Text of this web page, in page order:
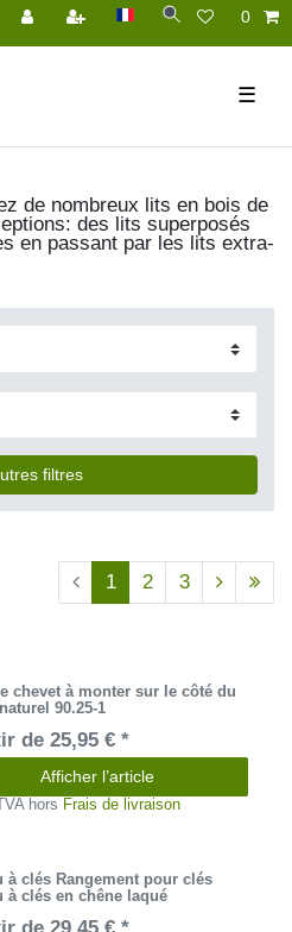
0
☰
de nombreux lits en bois de
des lits superposés
en passant par les lits extra-
filtres
1 2 3
chevet à monter sur le côté du
90.25-1
de 25,95 € *
Afficher l’article
hors Frais de livraison
à clés Rangement pour clés
à clés en chêne laqué